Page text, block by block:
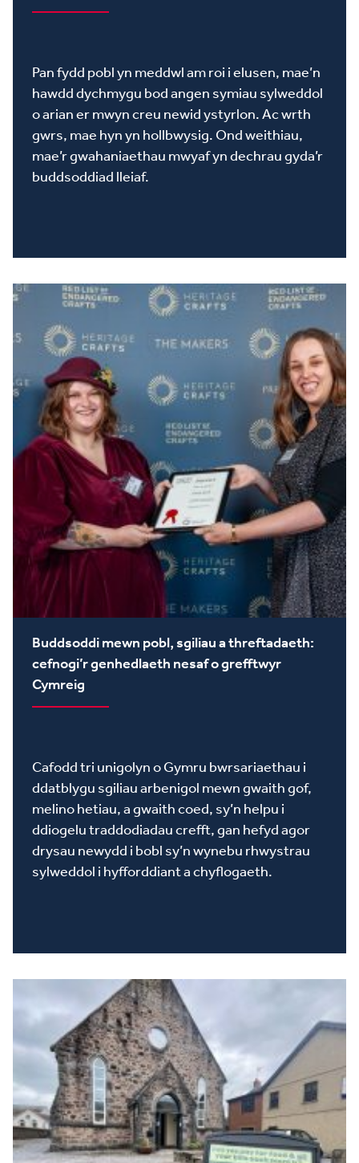
Pan fydd pobl yn meddwl am roi i elusen, mae’n
hawdd dychmygu bod angen symiau sylweddol
o arian er mwyn creu newid ystyrlon. Ac wrth
gwrs, mae hyn yn hollbwysig. Ond weithiau,
mae’r gwahaniaethau mwyaf yn dechrau gyda’r
buddsoddiad lleiaf.
Buddsoddi mewn pobl, sgiliau a threftadaeth:
cefnogi’r genhedlaeth nesaf o grefftwyr
Cymreig
Cafodd tri unigolyn o Gymru bwrsariaethau i
ddatblygu sgiliau arbenigol mewn gwaith gof,
melino hetiau, a gwaith coed, sy’n helpu i
ddiogelu traddodiadau crefft, gan hefyd agor
drysau newydd i bobl sy’n wynebu rhwystrau
sylweddol i hyfforddiant a chyflogaeth.